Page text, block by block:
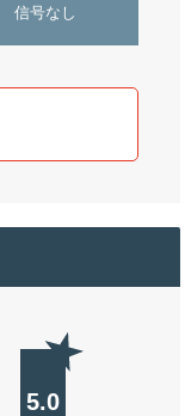
信号なし
5.0